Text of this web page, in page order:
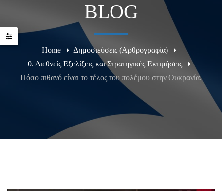
BLOG
Home
Δημοσιεύσεις (Αρθρογραφία)
0. Διεθνείς Εξελίξεις και Στρατηγικές Εκτιμήσεις
Πόσο πιθανό είναι το τέλος του πολέμου στην Ουκρανία.